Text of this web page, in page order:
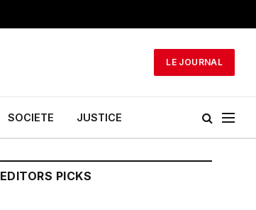
LE JOURNAL
SOCIETE JUSTICE
EDITORS PICKS